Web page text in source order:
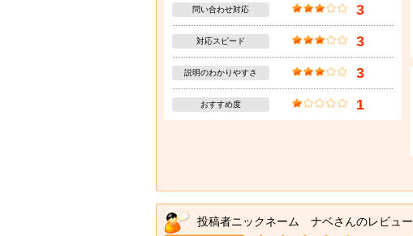
問い合わせ対応 3
対応スピード 3
説明のわかりやすさ 3
おすすめ度 1
投稿者ニックネーム ナベさんのレビュー